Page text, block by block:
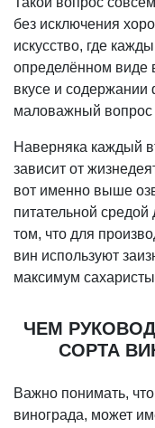
без исключения
искусство, где
определённом виде
вкусе и содержании
маловажный вопрос
Наверняка каждый
зависит от
вот именно выше
питательной
том, что для
вин используют
максимум
ЧЕМ
СОРТА
Важно понимать,
винограда, может